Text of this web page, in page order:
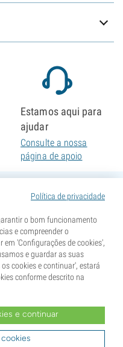
Política de privacidade
o bom funcionamento
e compreender o
'Configurações de cookies',
e guardar as suas
cookies e continuar', estará
conforme descrito na
e continuar
Estamos aqui para
ajudar
Consulte a nossa
página de apoio
A germinação das sementes é ilegal em
Ao mesmo tempo, isenta a Zamnesia de
normas legais do seu país.